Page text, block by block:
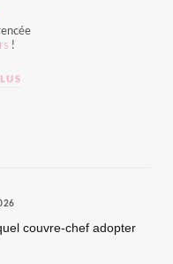
!
couvre-chef adopter